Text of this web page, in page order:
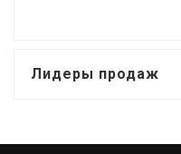
Лидеры продаж